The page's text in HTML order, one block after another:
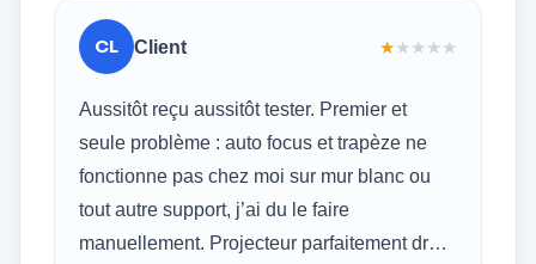
CL Client ★★★★★
Aussitôt reçu aussitôt tester. Premier et
seule problème : auto focus et trapèze ne
fonctionne pas chez moi sur mur blanc ou
tout autre support, j’ai du le faire
manuellement. Projecteur parfaitement droit